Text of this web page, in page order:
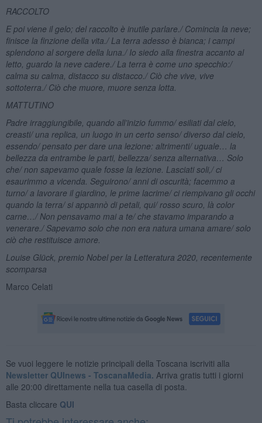
RACCOLTO
E poi viene il gelo; del raccolto è inutile parlare./ Comincia la neve;
finisce la finzione della vita./ La terra adesso è bianca; i campi
splendono al sorgere della luna./ Io siedo alla finestra accanto al
letto, guardo la neve cadere./ La terra è come uno specchio:/
calma su calma, distacco su distacco./ Ciò che vive, vive
sottoterra./ Ciò che muore, muore senza lotta.
MATTUTINO
Padre irraggiungibile, quando all’inizio fummo/ esiliati dal cielo,
creasti/ una replica, un luogo in un certo senso/ diverso dal cielo,
essendo/ pensato per dare una lezione: altrimenti/ uguale… la
bellezza da entrambe le parti, bellezza/ senza alternativa… Solo
che/ non sapevamo quale fosse la lezione. Lasciati soli,/ ci
esaurimmo a vicenda. Seguirono/ anni di oscurità; facemmo a
turno/ a lavorare il giardino, le prime lacrime/ ci riempivano gli occhi
quando la terra/ si appannò di petali, qui/ rosso scuro, là color
carne…/ Non pensavamo mai a te/ che stavamo imparando a
venerare./ Sapevamo solo che non era natura umana amare/ solo
ciò che restituisce amore.
Louise Glück, premio Nobel per la Letteratura 2020, recentemente
scomparsa
Marco Celati
Se vuoi leggere le notizie principali della Toscana iscriviti alla
Newsletter QUInews - ToscanaMedia. Arriva gratis tutti i giorni
alle 20:00 direttamente nella tua casella di posta.
Basta cliccare QUI